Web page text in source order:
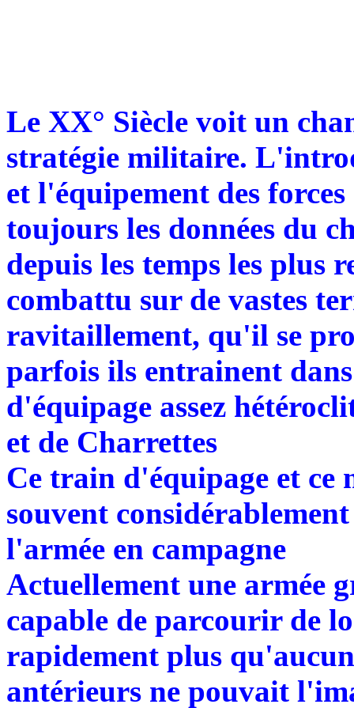
Le XX° Siècle voit un
stratégie militaire.
et l'équipement des
toujours les données du
depuis les temps les plus
combattu sur de vastes
ravitaillement, qu'il se
parfois ils entrainent
d'équipage assez
et de Charrettes
Ce train d'équipage et ce
souvent
l'armée en campagne
Actuellement une armée
capable de parcourir de
rapidement plus
antérieurs ne pouvait